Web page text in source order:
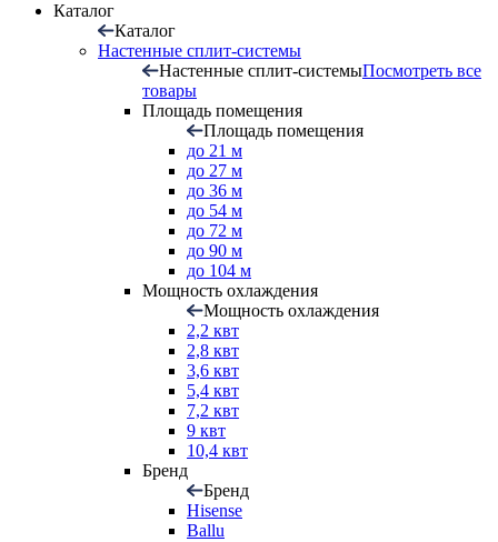
Каталог
Каталог
Настенные сплит-системы
Настенные сплит-системыПосмотреть все
товары
Площадь помещения
Площадь помещения
до 21 м
до 27 м
до 36 м
до 54 м
до 72 м
до 90 м
до 104 м
Мощность охлаждения
Мощность охлаждения
2,2 квт
2,8 квт
3,6 квт
5,4 квт
7,2 квт
9 квт
10,4 квт
Бренд
Бренд
Hisense
Ballu